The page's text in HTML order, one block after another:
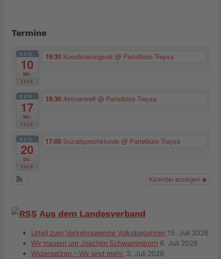
Termine
AUG.
10
Mo.
2026
18:30 Koordinierungsrat @ Parteibüro Treysa
AUG.
17
Mo.
2026
18:30 Aktiventreff @ Parteibüro Treysa
AUG.
20
Do.
2026
17:00 Sozialsprechstunde @ Parteibüro Treysa
Kalender anzeigen
Aus dem Landesverband
Urteil zum Verkehrswende Volksbegehren 15. Juli 2026
Wir trauern um Joachim Schwammborn 6. Juli 2026
Widersetzen – Wir sind mehr. 3. Juli 2026